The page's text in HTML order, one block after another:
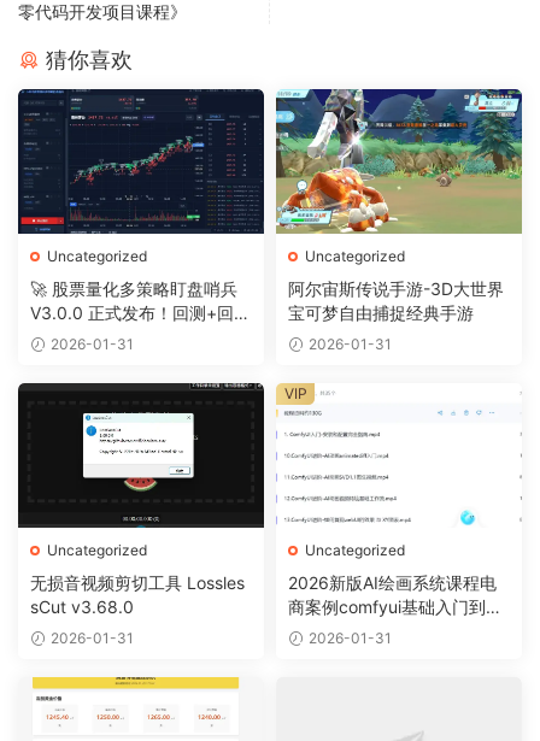
零代码开发项目课程》
猜你喜欢
Uncategorized
🚀 股票量化多策略盯盘哨兵
V3.0.0 正式发布！回测+回放
+摸鱼全搞定
2026-01-31
Uncategorized
阿尔宙斯传说手游-3D大世界
宝可梦自由捕捉经典手游
2026-01-31
Uncategorized
无损音视频剪切工具 Lossles
sCut v3.68.0
2026-01-31
Uncategorized
2026新版AI绘画系统课程电
商案例comfyui基础入门到精
通视频教程
2026-01-31
VIP